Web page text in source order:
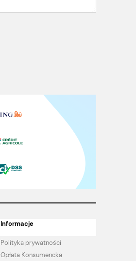
Informacje
Polityka prywatności
Opłata Konsumencka